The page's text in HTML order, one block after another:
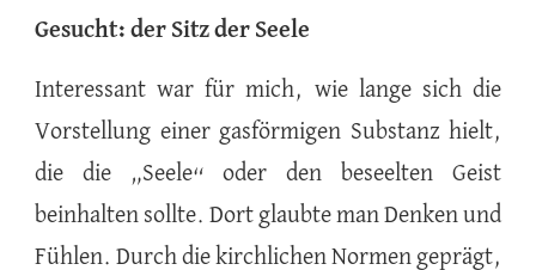
Gesucht: der Sitz der Seele
Interessant war für mich, wie lange sich die
Vorstellung einer gasförmigen Substanz hielt,
die die „Seele“ oder den beseelten Geist
beinhalten sollte. Dort glaubte man Denken und
Fühlen. Durch die kirchlichen Normen geprägt,